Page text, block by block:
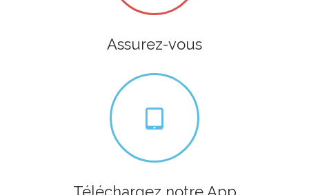
Assurez-vous